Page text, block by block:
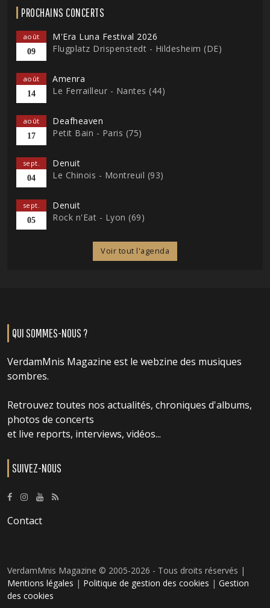
PROCHAINS CONCERTS
août
09
M'Era Luna Festival 2026
Flugplatz Drispenstedt - Hildesheim (DE)
août
14
Amenra
Le Ferrailleur - Nantes (44)
août
17
Deafheaven
Petit Bain - Paris (75)
sept.
04
Denuit
Le Chinois - Montreuil (93)
sept.
05
Denuit
Rock n'Eat - Lyon (69)
Voir tout l'agenda
QUI SOMMES-NOUS ?
VerdamMnis Magazine est le webzine des musiques
sombres.
Retrouvez toutes nos actualités, chroniques d'albums,
photos de concerts
et live reports, interviews, vidéos...
SUIVEZ-NOUS
Contact
VerdamMnis Magazine © 2005-2026 - Tous droits réservés |
Mentions légales | Politique de gestion des cookies | Gestion
des cookies